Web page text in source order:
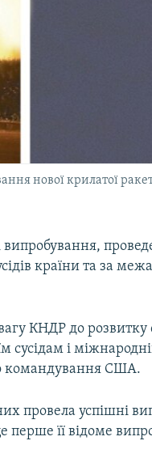
нової крилатої
країни та за
КНДР до розвитку
сусідам і
командування США.
провела успішні
перше її відоме